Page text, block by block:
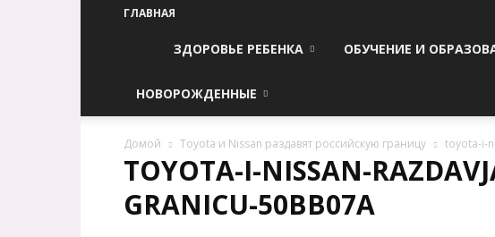
ГЛАВНАЯ
ЗДОРОВЬЕ РЕБЕНКА ОБУЧЕНИЕ И
НОВОРОЖДЕННЫЕ
Домой Toyota и Nissan раздавят российскую границу toyota-i-
TOYOTA-I-NISSAN-
GRANICU-50BB07A